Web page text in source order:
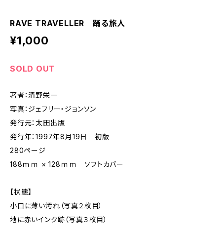
RAVE TRAVELLER 踊る旅人
¥1,000
SOLD OUT
著者：清野栄一
写真：ジェフリー・ジョンソン
発行元：太田出版
発行年：1997年8月19日 初版
280ページ
188ｍｍ × 128ｍｍ ソフトカバー
【状態】
小口に薄い汚れ（写真２枚目）
地に赤いインク跡（写真３枚目）